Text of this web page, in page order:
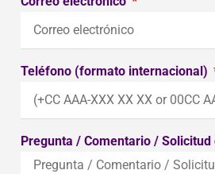
Teléfono (formato internacional)
Pregunta / Comentario / Solicitud